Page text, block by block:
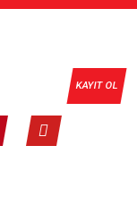
KAYIT OL